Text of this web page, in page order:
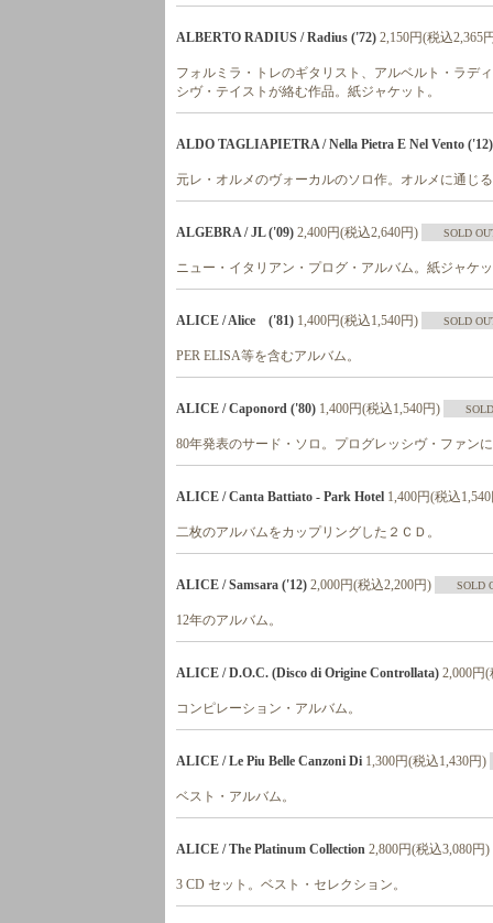
ALBERTO RADIUS / Radius ('72) 2,150円(税込2,365
フォルミラ・トレのギタリスト、アルベルト・ラデ
シヴ・テイストが絡む作品。紙ジャケット。
ALDO TAGLIAPIETRA / Nella Pietra E Nel Vento ('12)
元レ・オルメのヴォーカルのソロ作。オルメに通じ
ALGEBRA / JL ('09) 2,400円(税込2,640円) SOLD
ニュー・イタリアン・プログ・アルバム。紙ジャケ
ALICE / Alice ('81) 1,400円(税込1,540円) SOLD
PER ELISA等を含むアルバム。
ALICE / Caponord ('80) 1,400円(税込1,540円)
80年発表のサード・ソロ。プログレッシヴ・ファン
ALICE / Canta Battiato - Park Hotel 1,400円(税込
二枚のアルバムをカップリングした２ＣＤ。
ALICE / Samsara ('12) 2,000円(税込2,200円) SOLD
12年のアルバム。
ALICE / D.O.C. (Disco di Origine Controllata) 2,000円
コンピレーション・アルバム。
ALICE / Le Piu Belle Canzoni Di 1,300円(税込1,430円)
ベスト・アルバム。
ALICE / The Platinum Collection 2,800円(税込3,080円)
3 CD セット。ベスト・セレクション。